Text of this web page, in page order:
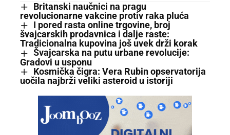
Britanski naučnici na pragu
revolucionarne vakcine protiv raka pluća
I pored rasta online trgovine, broj
švajcarskih prodavnica i dalje raste:
Tradicionalna kupovina još uvek drži korak
Švajcarska na putu urbane revolucije:
Gradovi u usponu
Kosmička čigra: Vera Rubin opservatorija
uočila najbrži veliki asteroid u istoriji